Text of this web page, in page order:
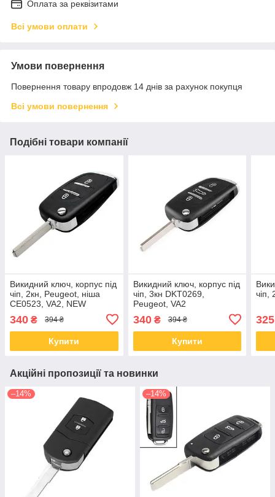
Оплата за реквізитами
Всі умови оплати
Умови повернення
Повернення товару впродовж 14 днів за рахунок покупця
Всі умови повернення
Подібні товари компанії
Викидний ключ, корпус під
чіп, 2кн, Peugeot, ніша
CE0523, VA2, NEW
340 ₴ 394 ₴
Купити
Викидний ключ, корпус під
чіп, 3кн DKT0269,
Peugeot, VA2
340₴ 394 ₴
Купити
чіп,
325
Акційні пропозиції та новинки
–14% –14%